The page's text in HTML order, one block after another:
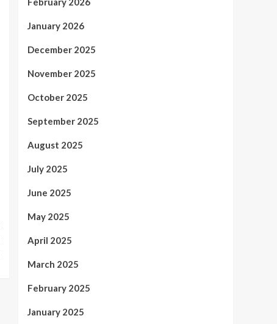
January 2026
December 2025
November 2025
October 2025
September 2025
August 2025
July 2025
June 2025
May 2025
April 2025
March 2025
February 2025
January 2025